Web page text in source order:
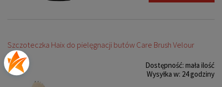
Szczoteczka Haix do pielęgnacji butów Care Brush Velour
Dostępność: mała ilość
Wysyłka w: 24 godziny